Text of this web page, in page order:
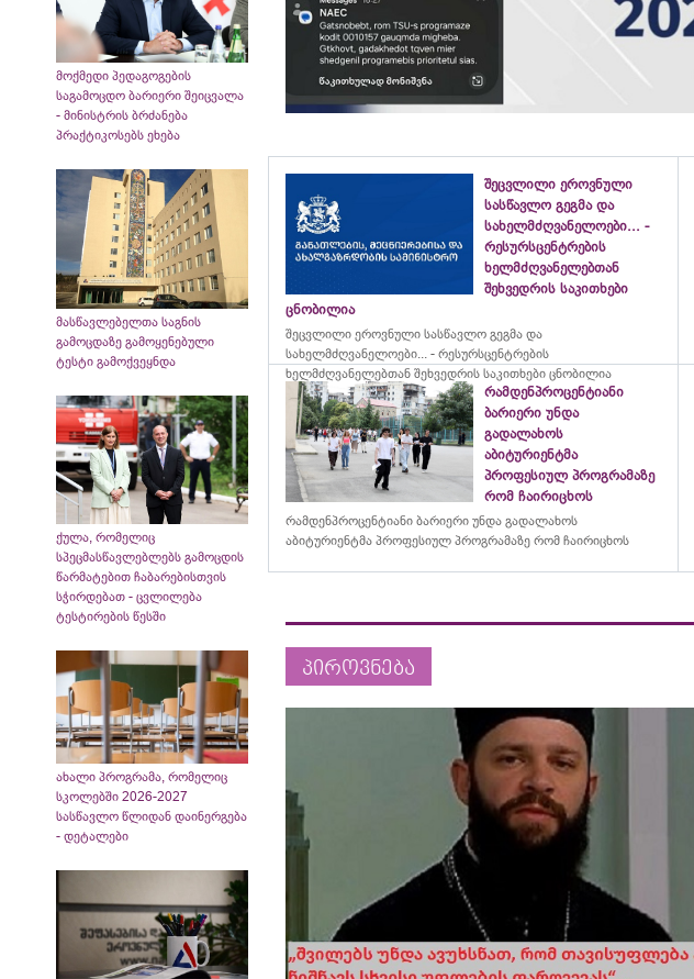
მოქმედი პედაგოგების
საგამოცდო ბარიერი შეიცვალა
- მინისტრის ბრძანება
პრაქტიკოსებს ეხება
მასწავლებელთა საგნის
გამოცდაზე გამოყენებული
ტესტი გამოქვეყნდა
ქულა, რომელიც
სპეცმასწავლებლებს გამოცდის
წარმატებით ჩაბარებისთვის
სჭირდებათ - ცვლილება
ტესტირების წესში
ახალი პროგრამა, რომელიც
სკოლებში 2026-2027
სასწავლო წლიდან დაინერგება
- დეტალები
შეცვლილი ეროვნული
სასწავლო გეგმა და
სახელმძღვანელოები... -
რესურსცენტრების
ხელმძღვანელებთან
შეხვედრის საკითხები
ცნობილია
შეცვლილი ეროვნული სასწავლო გეგმა და
სახელმძღვანელოები... - რესურსცენტრების
ხელმძღვანელებთან შეხვედრის საკითხები ცნობილია
რამდენპროცენტიანი
ბარიერი უნდა
გადალახოს
აბიტურიენტმა
პროფესიულ პროგრამაზე
რომ ჩაირიცხოს
რამდენპროცენტიანი ბარიერი უნდა გადალახოს
აბიტურიენტმა პროფესიულ პროგრამაზე რომ ჩაირიცხოს
პიროვნება